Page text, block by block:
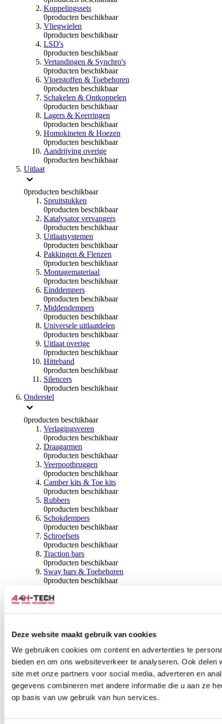
Deze website maakt gebruik van cookies
We gebruiken cookies om content en advertenties te
bieden en om ons websiteverkeer te analyseren. Ook
site met onze partners voor social media, adverteren en
gegevens combineren met andere informatie die u aan ze
op basis van uw gebruik van hun services.
Koppelingssets
0producten beschikbaar
Vliegwielen
0producten beschikbaar
LSD's
0producten beschikbaar
Vertandingen & Synchro's
0producten beschikbaar
Vloeistoffen & Toebehoren
0producten beschikbaar
Schakelen & Ontkoppelen
0producten beschikbaar
Lagers & Keerringen
0producten beschikbaar
Homokineten & Hoezen
0producten beschikbaar
Aandrijving overige
0producten beschikbaar
Uitlaat
0producten beschikbaar
Spruitstukken
0producten beschikbaar
Katalysator vervangers
0producten beschikbaar
Uitlaatsystemen
0producten beschikbaar
Pakkingen & Flenzen
0producten beschikbaar
Montagemateriaal
0producten beschikbaar
Einddempers
0producten beschikbaar
Middendempers
0producten beschikbaar
Universele uitlaatdelen
0producten beschikbaar
Uitlaat overige
0producten beschikbaar
Hitteband
0producten beschikbaar
Silencers
0producten beschikbaar
Onderstel
0producten beschikbaar
Verlagingsveren
0producten beschikbaar
Draagarmen
0producten beschikbaar
Veerpootbruggen
0producten beschikbaar
Camber kits & Toe kits
0producten beschikbaar
Rubbers
0producten beschikbaar
Schokdempers
0producten beschikbaar
Schroefsets
0producten beschikbaar
Traction bars
0producten beschikbaar
Sway bars & Toebehoren
0producten beschikbaar
0producten beschikbaar
Wiellagers & Naven
0producten beschikbaar
0producten beschikbaar
Spoorverbreders
0producten beschikbaar
Wielmoeren
0producten beschikbaar
Draadeinden
0 producten beschikbaar
0producten beschikbaar